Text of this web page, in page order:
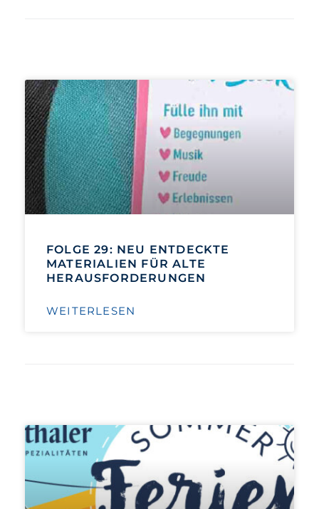
FOLGE 29: NEU ENTDECKTE
MATERIALIEN FÜR ALTE
HERAUSFORDERUNGEN
WEITERLESEN